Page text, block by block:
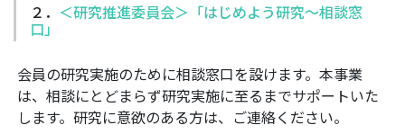
２． ＜研究推進委員会＞「はじめよう研究～相談窓
口」
会員の研究実施のために相談窓口を設けます。本事業
は、相談にとどまらず研究実施に至るまでサポートいた
します。研究に意欲のある方は、ご連絡ください。